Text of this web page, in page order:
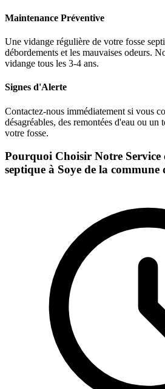
Maintenance Préventive
Une vidange régulière de votre fosse
débordements et les mauvaises odeurs.
vidange tous les 3-4 ans.
Signes d'Alerte
Contactez-nous immédiatement si vous
désagréables, des remontées d'eau ou un
votre fosse.
Pourquoi Choisir Notre Service
septique à Soye de la commune